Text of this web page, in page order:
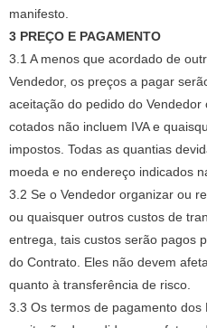
manifesto.
3 PREÇO E PAGAMENTO
3.1 A menos que acordado de
Vendedor, os preços a pagar
aceitação do pedido do
cotados não incluem IVA e
impostos. Todas as quantias
moeda e no endereço indicados
3.2 Se o Vendedor organizar ou
ou quaisquer outros custos de
entrega, tais custos serão pagos
do Contrato. Eles não devem
quanto à transferência de risco.
3.3 Os termos de pagamento